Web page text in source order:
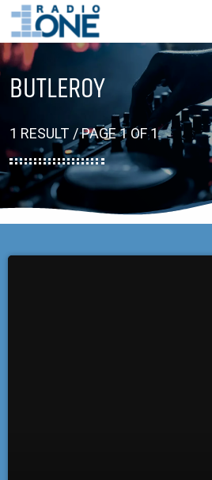
BUTLEROY
1 RESULT / PAGE 1 OF 1